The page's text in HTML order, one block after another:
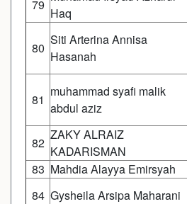
79
Haq
80
Siti Arterina Annisa
Hasanah
81
muhammad syafi malik
abdul aziz
82
ZAKY ALRAIZ
KADARISMAN
83 Mahdia Alayya Emirsyah
84 Gysheila Arsipa Maharani